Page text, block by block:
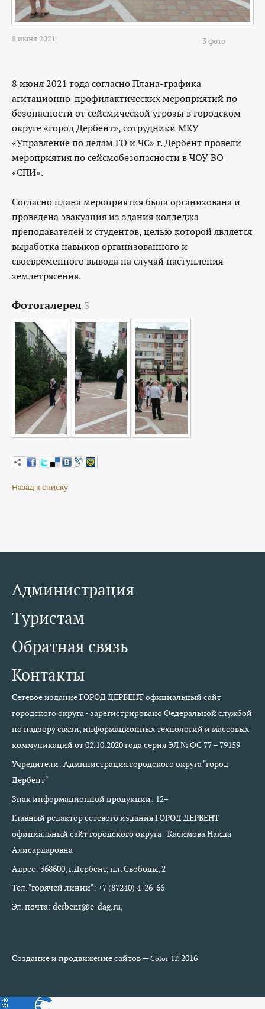
8 июня 2021 3 фото
8 июня 2021 года согласно Плана-графика
агитационно-профилактических мероприятий по
безопасности от сейсмической угрозы в городском
округе «город Дербент», сотрудники МКУ
«Управление по делам ГО и ЧС» г. Дербент провели
мероприятия по сейсмобезопасности в ЧОУ ВО
«СПИ».
Согласно плана мероприятия была организована и
проведена эвакуация из здания колледжа
преподавателей и студентов, целью которой является
выработка навыков организованного и
своевременного вывода на случай наступления
землетрясения.
Фотогалерея 3
Назад к списку
Администрация
Туристам
Обратная связь
Контакты
Сетевое издание ГОРОД ДЕРБЕНТ официальный сайт
городского округа - зарегистрировано Федеральной службой
по надзору связи, информационных технологий и массовых
коммуникаций от 02.10.2020 года серия ЭЛ № ФС 77 – 79159
Учредители: Администрация городского округа "город
Дербент"
Знак информационной продукции: 12+
Главный редактор сетевого издания ГОРОД ДЕРБЕНТ
официальный сайт городского округа - Касимова Наида
Алисардаровна
Адрес: 368600, г.Дербент, пл. Свободы, 2
Тел. "горячей линии": +7 (87240) 4-26-66
Эл. почта: derbent@e-dag.ru,
Создание и продвижение сайтов —Color-IT.2016